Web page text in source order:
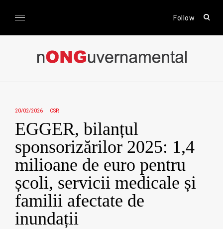
Follow
open
form
nONGuvernamental
20/02/2026 CSR
EGGER, bilanțul
sponsorizărilor 2025: 1,4
milioane de euro pentru
școli, servicii medicale și
familii afectate de
inundații